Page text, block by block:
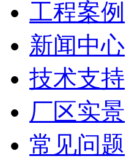
工程案例
新闻中心
技术支持
厂区实景
常见问题